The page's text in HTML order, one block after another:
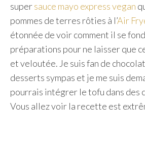
supersauce mayo express vegan
pommes de terres rôties à l’Air
étonnée de voir comment il se
préparations pour ne laisser que
et veloutée. Je suis fan de
desserts sympas et je me suis
pourrais intégrer le tofu dans des
Vous allez voir la recette est